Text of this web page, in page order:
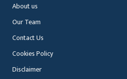
About us
Our Team
Contact Us
Cookies Policy
Disclaimer